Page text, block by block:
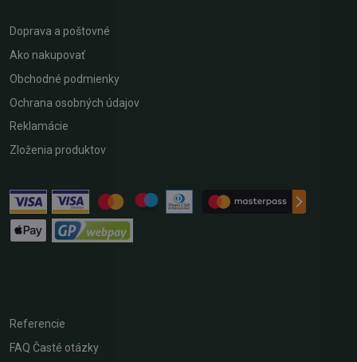
Doprava a poštovné
Ako nakupovať
Obchodné podmienky
Ochrana osobných údajov
Reklamácie
Zloženia produktov
Referencie
FAQ Časté otázky